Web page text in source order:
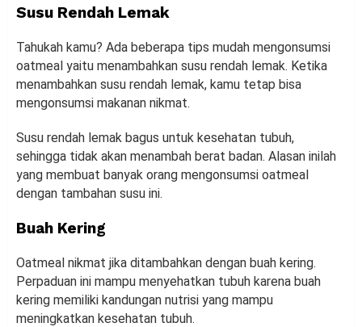
Susu Rendah Lemak
Tahukah kamu? Ada beberapa tips mudah mengonsumsi
oatmeal yaitu menambahkan susu rendah lemak. Ketika
menambahkan susu rendah lemak, kamu tetap bisa
mengonsumsi makanan nikmat.
Susu rendah lemak bagus untuk kesehatan tubuh,
sehingga tidak akan menambah berat badan. Alasan inilah
yang membuat banyak orang mengonsumsi oatmeal
dengan tambahan susu ini.
Buah Kering
Oatmeal nikmat jika ditambahkan dengan buah kering.
Perpaduan ini mampu menyehatkan tubuh karena buah
kering memiliki kandungan nutrisi yang mampu
meningkatkan kesehatan tubuh.